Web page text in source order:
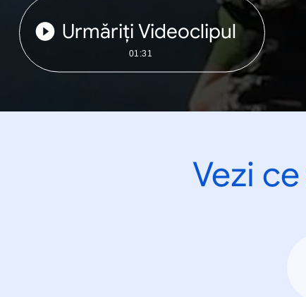
Urmăriți Videoclipul
01:31
Vezi